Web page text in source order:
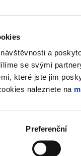
a
se svými
které jste jim
naleznete na
Preferenční